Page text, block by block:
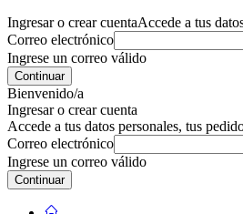
Ingresar o crear cuentaAccede a tus
Correo electrónico
Ingrese un correo válido
Continuar
Bienvenido/a
Ingresar o crear cuenta
Accede a tus datos personales, tus
Correo electrónico
Ingrese un correo válido
Continuar